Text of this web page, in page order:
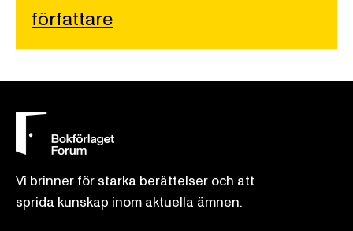
författare
Vi brinner för starka berättelser och att
sprida kunskap inom aktuella ämnen.